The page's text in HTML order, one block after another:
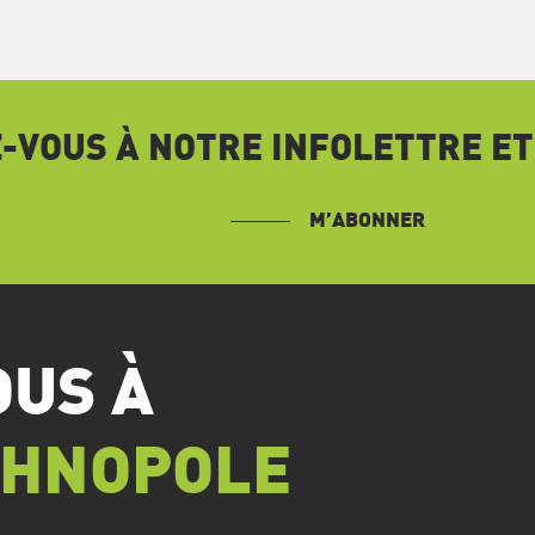
VOUS À NOTRE INFOLETTRE
M’ABONNER
À